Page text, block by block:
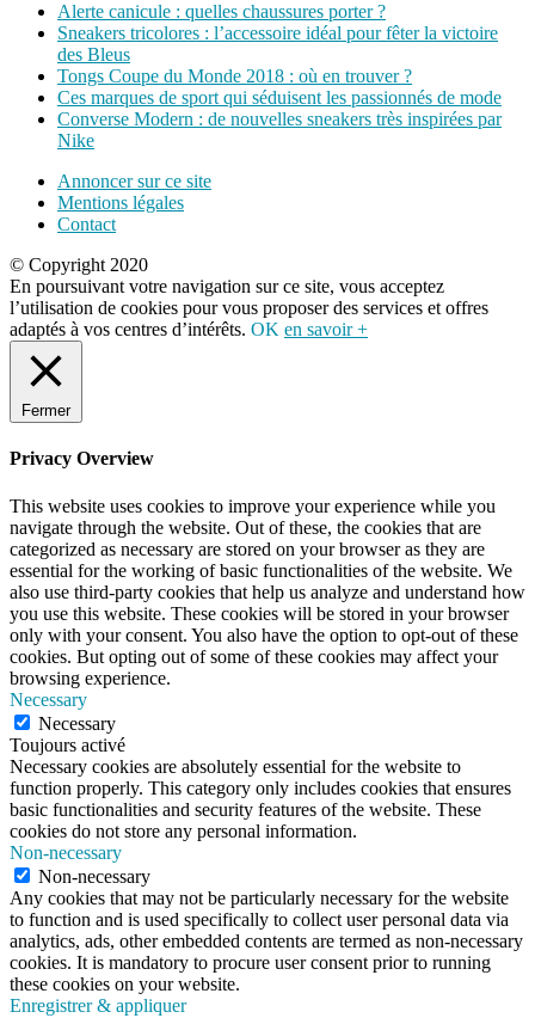
Alerte canicule : quelles chaussures porter ?
Sneakers tricolores : l’accessoire idéal pour fêter la victoire
des Bleus
Tongs Coupe du Monde 2018 : où en trouver ?
Ces marques de sport qui séduisent les passionnés de mode
Converse Modern : de nouvelles sneakers très inspirées par
Nike
Annoncer sur ce site
Mentions légales
Contact
© Copyright 2020
En poursuivant votre navigation sur ce site, vous acceptez
l’utilisation de cookies pour vous proposer des services et offres
adaptés à vos centres d’intérêts. OK en savoir +
Fermer
Privacy Overview
This website uses cookies to improve your experience while you
navigate through the website. Out of these, the cookies that are
categorized as necessary are stored on your browser as they are
essential for the working of basic functionalities of the website. We
also use third-party cookies that help us analyze and understand how
you use this website. These cookies will be stored in your browser
only with your consent. You also have the option to opt-out of these
cookies. But opting out of some of these cookies may affect your
browsing experience.
Necessary
Necessary
Toujours activé
Necessary cookies are absolutely essential for the website to
function properly. This category only includes cookies that ensures
basic functionalities and security features of the website. These
cookies do not store any personal information.
Non-necessary
Non-necessary
Any cookies that may not be particularly necessary for the website
to function and is used specifically to collect user personal data via
analytics, ads, other embedded contents are termed as non-necessary
cookies. It is mandatory to procure user consent prior to running
these cookies on your website.
Enregistrer & appliquer